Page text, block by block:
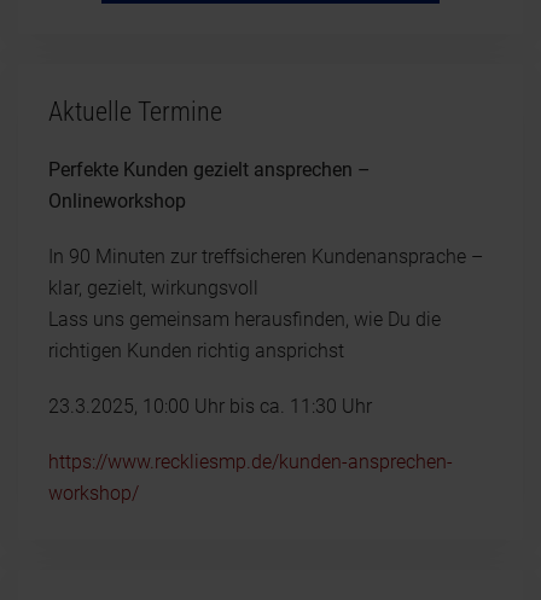
Aktuelle Termine
Perfekte Kunden gezielt ansprechen –
Onlineworkshop
In 90 Minuten zur treffsicheren Kundenansprache –
klar, gezielt, wirkungsvoll
Lass uns gemeinsam herausfinden, wie Du die
richtigen Kunden richtig ansprichst
23.3.2025, 10:00 Uhr bis ca. 11:30 Uhr
https://www.reckliesmp.de/kunden-ansprechen-
workshop/